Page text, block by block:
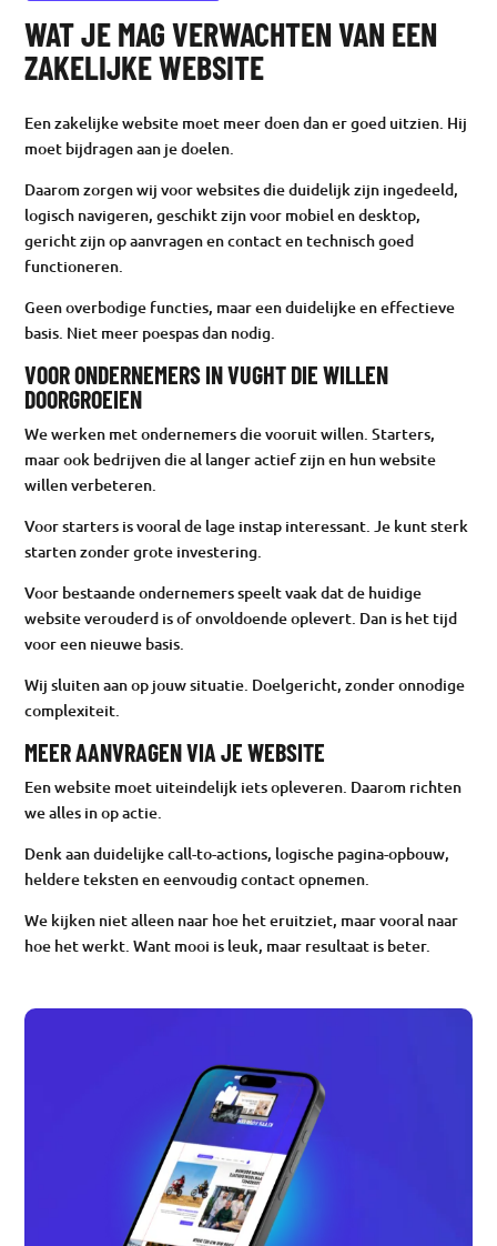
WAT JE MAG VERWACHTEN VAN EEN
ZAKELIJKE WEBSITE
Een zakelijke website moet meer doen dan er goed uitzien. Hij
moet bijdragen aan je doelen.
Daarom zorgen wij voor websites die duidelijk zijn ingedeeld,
logisch navigeren, geschikt zijn voor mobiel en desktop,
gericht zijn op aanvragen en contact en technisch goed
functioneren.
Geen overbodige functies, maar een duidelijke en effectieve
basis. Niet meer poespas dan nodig.
VOOR ONDERNEMERS IN VUGHT DIE WILLEN
DOORGROEIEN
We werken met ondernemers die vooruit willen. Starters,
maar ook bedrijven die al langer actief zijn en hun website
willen verbeteren.
Voor starters is vooral de lage instap interessant. Je kunt sterk
starten zonder grote investering.
Voor bestaande ondernemers speelt vaak dat de huidige
website verouderd is of onvoldoende oplevert. Dan is het tijd
voor een nieuwe basis.
Wij sluiten aan op jouw situatie. Doelgericht, zonder onnodige
complexiteit.
MEER AANVRAGEN VIA JE WEBSITE
Een website moet uiteindelijk iets opleveren. Daarom richten
we alles in op actie.
Denk aan duidelijke call-to-actions, logische pagina-opbouw,
heldere teksten en eenvoudig contact opnemen.
We kijken niet alleen naar hoe het eruitziet, maar vooral naar
hoe het werkt. Want mooi is leuk, maar resultaat is beter.